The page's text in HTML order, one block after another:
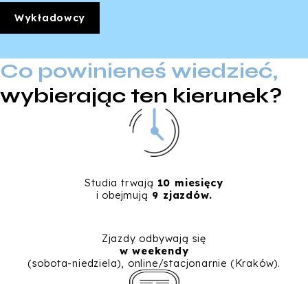
Wykładowcy
Co powinieneś wiedzieć,
wybierając ten kierunek?
Studia trwają 10 miesięcy
i obejmują 9 zjazdów.
Zjazdy odbywają się
w weekendy
(sobota-niedziela), online/stacjonarnie (Kraków).